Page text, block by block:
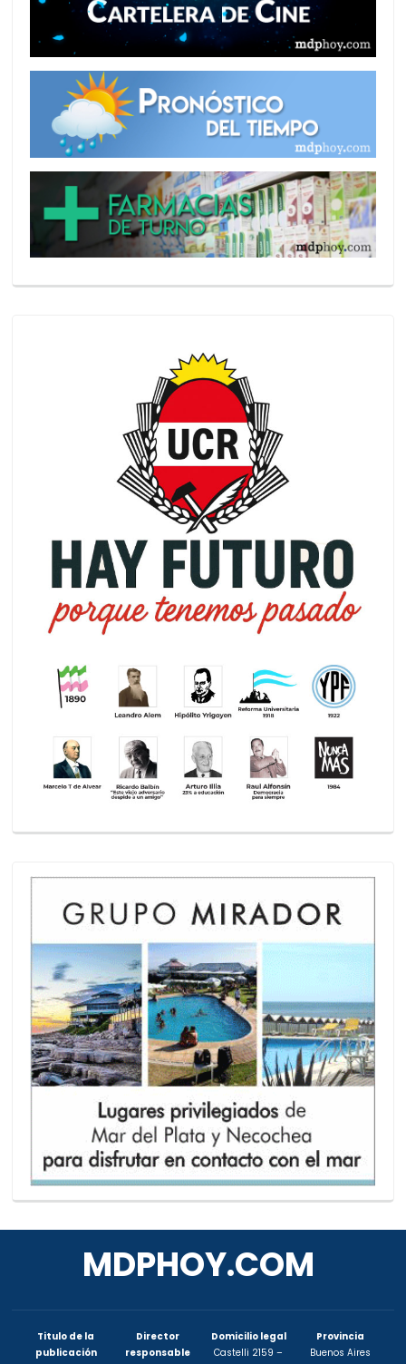
MDPHOY.COM
Titulo de la
publicación
Director
responsable
Domicilio legal
Castelli 2159 –
Provincia
Buenos Aires